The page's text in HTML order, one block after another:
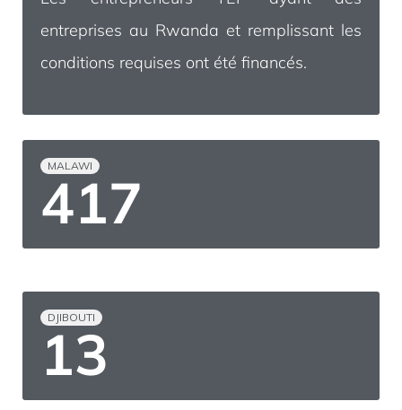
entreprises au Rwanda et remplissant les
conditions requises ont été financés.
MALAWI
568
DJIBOUTI
19